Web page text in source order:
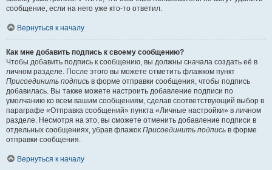
сообщение, если на него уже кто-то ответил.
Вернуться к началу
Как мне добавить подпись к своему сообщению?
Чтобы добавить подпись к сообщению, вы должны сначала создать её в
личном разделе. После этого вы можете отметить флажком пункт
Присоединить подпись в форме отправки сообщения, чтобы подпись
добавилась. Вы также можете настроить добавление подписи по
умолчанию ко всем вашим сообщениям, сделав соответствующий выбор в
параграфе «Отправка сообщений» пункта «Личные настройки» в личном
разделе. Несмотря на это, вы сможете отменить добавление подписи в
отдельных сообщениях, убрав флажок Присоединить подпись в форме
отправки сообщения.
Вернуться к началу